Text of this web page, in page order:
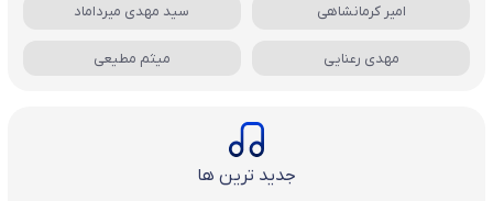
امیر کرمانشاهی سید مهدی میرداماد
مهدی رعنایی میثم مطیعی
جدید ترین ها